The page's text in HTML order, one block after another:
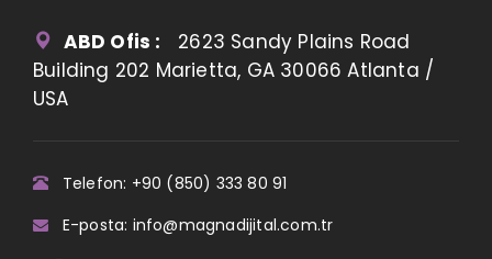
ABD Ofis : 2623 Sandy Plains Road
Building 202 Marietta, GA 30066 Atlanta /
USA
Telefon: +90 (850) 333 80 91
E-posta: info@magnadijital.com.tr